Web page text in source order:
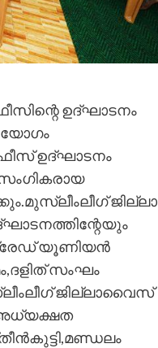
ഉദ്ഘാടനം
യോഗം
ഉദ്ഘാടനം
ജില്ലാ
യൂണിയന്‍
സംഘം
ജില്ലാവൈസ്